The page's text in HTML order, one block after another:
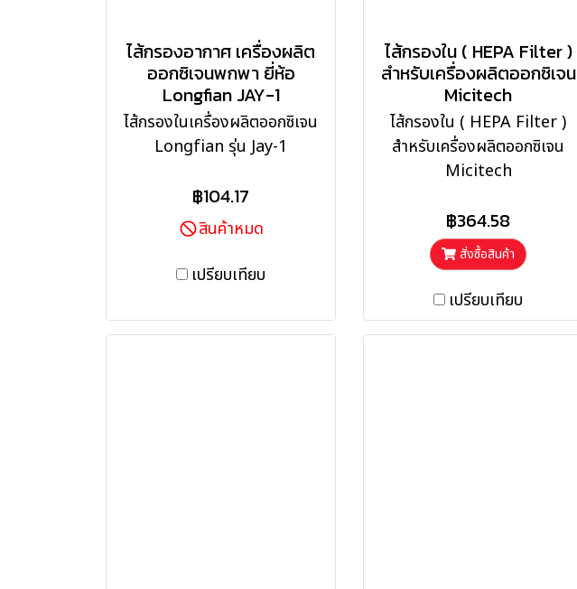
ไส้กรองอากาศ เครื่องผลิต
ออกซิเจนพกพา ยี่ห้อ
Longfian JAY-1
ไส้กรองในเครื่องผลิตออกซิเจน
Longfian รุ่น Jay-1
฿104.17
สินค้าหมด
เปรียบเทียบ
ไส้กรองใน ( HEPA Filter )
สำหรับเครื่องผลิตออกซิเจน
Micitech
ไส้กรองใน ( HEPA Filter )
สำหรับเครื่องผลิตออกซิเจน
Micitech
฿364.58
สั่งซื้อสินค้า
เปรียบเทียบ